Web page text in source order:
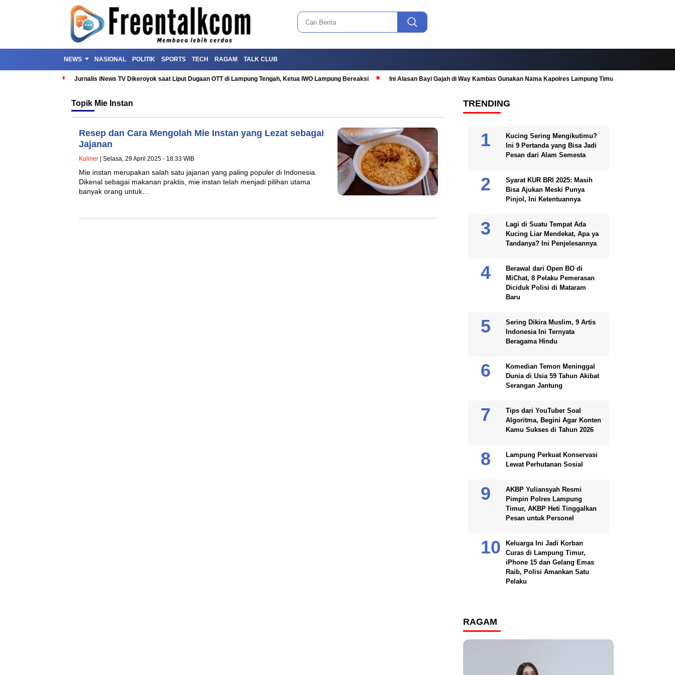
NEWS NASIONAL POLITIK SPORTS TECH RAGAM TALK CLUB
Jurnalis iNews TV Dikeroyok saat Liput Dugaan OTT di Lampung Tengah, Ketua IWO Lampung Bereaksi Ini Alasan Bayi Gajah di Way Kambas Gunakan Nama Kapolres Lampung Timur
Topik Mie Instan
Resep dan Cara Mengolah Mie Instan yang Lezat sebagai
Jajanan
Kuliner | Selasa, 29 April 2025 - 18:33 WIB
Mie instan merupakan salah satu jajanan yang paling populer di Indonesia.
Dikenal sebagai makanan praktis, mie instan telah menjadi pilihan utama
banyak orang untuk…
TRENDING
Kucing Sering Mengikutimu?
Ini 9 Pertanda yang Bisa Jadi
Pesan dari Alam Semesta
Syarat KUR BRI 2025: Masih
Bisa Ajukan Meski Punya
Pinjol, Ini Ketentuannya
Lagi di Suatu Tempat Ada
Kucing Liar Mendekat, Apa ya
Tandanya? Ini Penjelesannya
Berawal dari Open BO di
MiChat, 8 Pelaku Pemerasan
Diciduk Polisi di Mataram
Baru
Sering Dikira Muslim, 9 Artis
Indonesia Ini Ternyata
Beragama Hindu
Komedian Temon Meninggal
Dunia di Usia 59 Tahun Akibat
Serangan Jantung
Tips dari YouTuber Soal
Algoritma, Begini Agar Konten
Kamu Sukses di Tahun 2026
Lampung Perkuat Konservasi
Lewat Perhutanan Sosial
AKBP Yuliansyah Resmi
Pimpin Polres Lampung
Timur, AKBP Heti Tinggalkan
Pesan untuk Personel
Keluarga Ini Jadi Korban
Curas di Lampung Timur,
iPhone 15 dan Gelang Emas
Raib, Polisi Amankan Satu
Pelaku
RAGAM